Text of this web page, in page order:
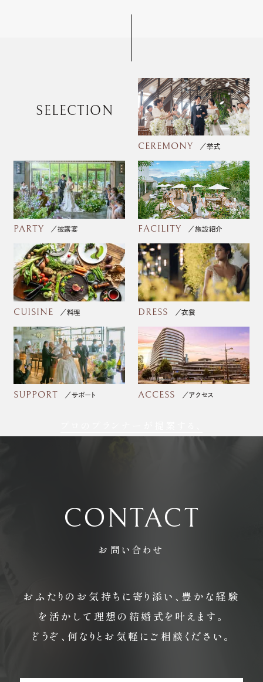
SELECTION
CEREMONY 挙式
PARTY 披露宴 FACILITY 施設紹介
CUISINE 料理 DRESS 衣裳
SUPPORT サポート ACCESS アクセス
CONTACT
お問い合わせ
おふたりのお気持ちに寄り添い、豊かな経験
を活かして理想の結婚式を叶えます。
どうぞ、何なりとお気軽にご相談ください。